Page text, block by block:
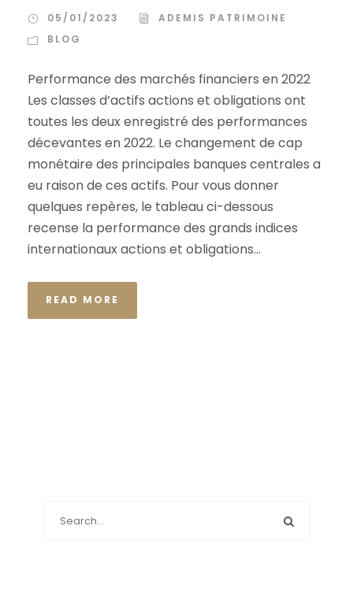
05/01/2023
ADEMIS PATRIMOINE
BLOG
Performance des marchés financiers en 2022
Les classes d’actifs actions et obligations ont
toutes les deux enregistré des performances
décevantes en 2022. Le changement de cap
monétaire des principales banques centrales a
eu raison de ces actifs. Pour vous donner
quelques repères, le tableau ci-dessous
recense la performance des grands indices
internationaux actions et obligations...
READ MORE